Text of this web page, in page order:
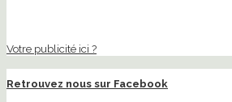
Votre publicité ici ?
Retrouvez nous sur Facebook